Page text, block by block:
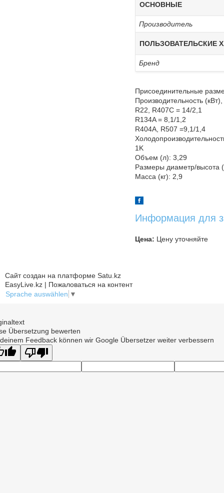
ОСНОВНЫЕ
Производитель
ПОЛЬЗОВАТЕЛЬСКИЕ
Бренд
Присоединительные
Производительность
R22, R407C = 14/2,1
R134A = 8,1/1,2
R404A, R507 =9,1/1,4
1K
Объем (л): 3,29
Размеры диаметр/высота
Масса (кг): 2,9
Информация для
Цена: Цену уточняйте
Сайт создан на платформе Satu.kz
EasyLive.kz | Пожаловаться на контент
Sprache auswählen ▼
Übersetzung bewerten
Feedback können wir Google Übersetzer weiter verbessern